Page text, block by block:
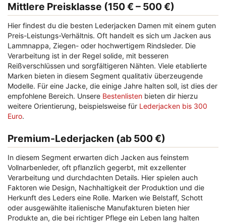
Mittlere Preisklasse (150 € – 500 €)
Hier findest du die besten Lederjacken Damen mit einem guten
Preis-Leistungs-Verhältnis. Oft handelt es sich um Jacken aus
Lammnappa, Ziegen- oder hochwertigem Rindsleder. Die
Verarbeitung ist in der Regel solide, mit besseren
Reißverschlüssen und sorgfältigeren Nähten. Viele etablierte
Marken bieten in diesem Segment qualitativ überzeugende
Modelle. Für eine Jacke, die einige Jahre halten soll, ist dies der
empfohlene Bereich. Unsere Bestenlisten bieten dir hierzu
weitere Orientierung, beispielsweise für Lederjacken bis 300
Euro.
Premium-Lederjacken (ab 500 €)
In diesem Segment erwarten dich Jacken aus feinstem
Vollnarbenleder, oft pflanzlich gegerbt, mit exzellenter
Verarbeitung und durchdachten Details. Hier spielen auch
Faktoren wie Design, Nachhaltigkeit der Produktion und die
Herkunft des Leders eine Rolle. Marken wie Belstaff, Schott
oder ausgewählte italienische Manufakturen bieten hier
Produkte an, die bei richtiger Pflege ein Leben lang halten